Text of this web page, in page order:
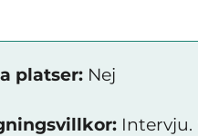
platser: Nej
Intervju.